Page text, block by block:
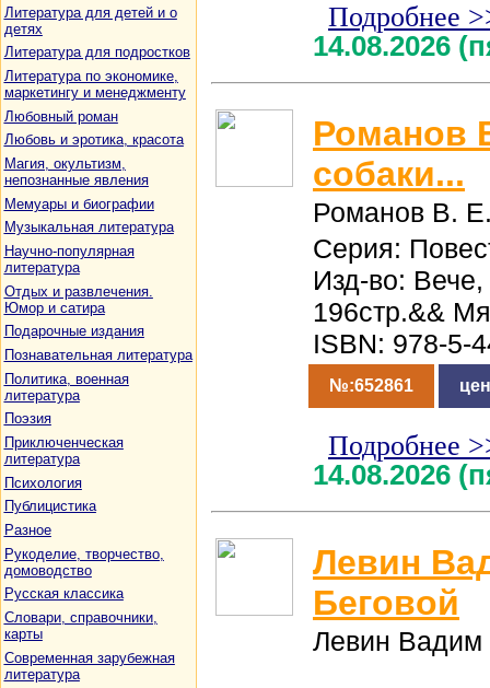
Литература для детей и о
детях
Литература для подростков
Литература по экономике,
маркетингу и менеджменту
Любовный роман
Любовь и эротика, красота
Магия, окультизм,
непознанные явления
Мемуары и биографии
Музыкальная литература
Научно-популярная
литература
Отдых и развлечения.
Юмор и сатира
Подарочные издания
Познавательная литература
Политика, военная
литература
Поэзия
Приключенческая
литература
Психология
Публицистика
Разное
Рукоделие, творчество,
домоводство
Русская классика
Словари, справочники,
карты
Современная зарубежная
литература
Подробнее
14.08.2026
Романов
собаки...
Романов В.
Серия:
Изд-во: Вече,
196стр.&&
ISBN: 978-5-
№:652861
Подробнее
14.08.2026
Левин
Беговой
Левин Вадим